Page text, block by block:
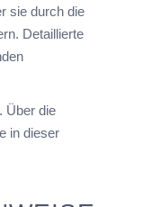
sie durch die
Detaillierte
Über die
in dieser